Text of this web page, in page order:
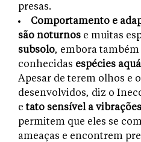
presas.
​​Comportamento e
são noturnos e muitas
subsolo, embora também
conhecidas espécies
Apesar de terem olhos e
desenvolvidos, diz o
etato sensível a vibrações
permitem que eles se
ameaças e encontrem